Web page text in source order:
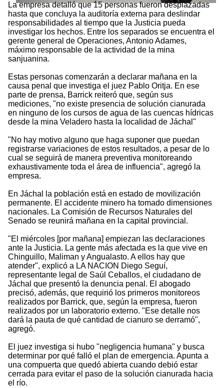
La empresa detalló que 15 personas fueron desplazadas
hasta que concluya la auditoría externa para deslindar
responsabilidades al tiempo que la Justicia pueda
investigar los hechos. Entre los separados se encuentra el
gerente general de Operaciones, Antonio Adames,
máximo responsable de la actividad de la mina
sanjuanina.
Estas personas comenzarán a declarar mañana en la
causa penal que investiga el juez Pablo Oritja. En ese
parte de prensa, Barrick reiteró que, según sus
mediciones, "no existe presencia de solución cianurada
en ninguno de los cursos de agua de las cuencas hídricas
desde la mina Veladero hasta la localidad de Jáchal"
"No hay motivo alguno que haga suponer que puedan
registrarse variaciones de estos resultados, a pesar de lo
cual se seguirá de manera preventiva monitoreando
exhaustivamente toda el área de influencia", agregó la
empresa.
En Jáchal la población está en estado de movilización
permanente. El accidente minero ha tomado dimensiones
nacionales. La Comisión de Recursos Naturales del
Senado se reunirá mañana en la capital provincial.
"El miércoles [por mañana] empiezan las declaraciones
ante la Justicia. La gente más afectada es la que vive en
Chinguillo, Maliman y Angualasto. A ellos hay que
atender", explicó a LA NACION Diego Seguí,
representante legal de Saúl Ceballos, el ciudadano de
Jáchal que presentó la denuncia penal. El abogado
precisó, además, que requirió los primeros monitoreos
realizados por Barrick, que, según la empresa, fueron
realizados por un laboratorio externo. "Ese detalle nos
dará la pauta de qué cantidad de cianuro se derramó",
agregó.
El juez investiga si hubo "negligencia humana" y busca
determinar por qué falló el plan de emergencia. Apunta a
una compuerta que quedó abierta cuando debió estar
cerrada para evitar el paso de la solución cianurada hacia
el río.